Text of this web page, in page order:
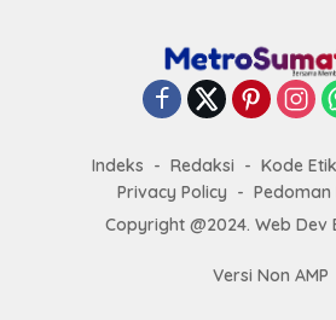
Indeks Redaksi Kode Etik
Privacy Policy
Pedoman
Copyright @2024. Web
Versi Non AMP